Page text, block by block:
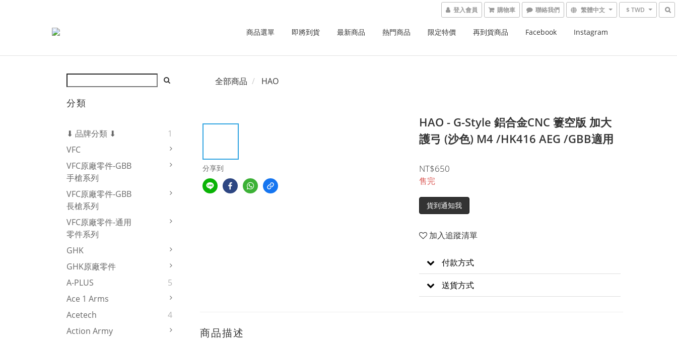
登入會員 購物車 繁體中文 $ TWD
商品選單 即將到貨 最新商品 熱門商品 限定特價 再到貨商品 Facebook Instagram
分類
⬇ 品牌分類 ⬇
1
VFC
VFC原廠零件-GBB
手槍系列
VFC原廠零件-GBB
長槍系列
VFC原廠零件-通用
零件系列
GHK
GHK原廠零件
A-PLUS
5
Ace 1 Arms
Acetech
4
Action Army
全部商品 HAO
分享到
HAO - G-Style 鋁合金CNC 簍空版 加大
護弓 (沙色) M4 /HK416 AEG /GBB適用
NT$650
售完
貨到通知我
加入追蹤清單
付款方式
送貨方式
商品描述